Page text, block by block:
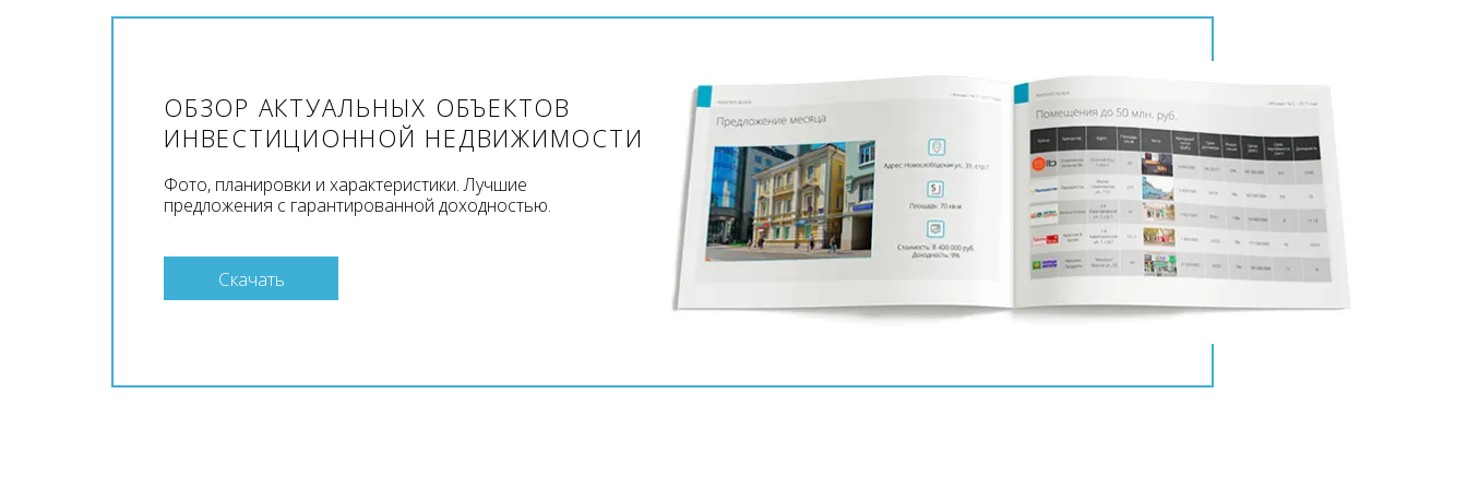
ОБЗОР АКТУАЛЬНЫХ ОБЪЕКТОВ
ИНВЕСТИЦИОННОЙ НЕДВИЖИМОСТИ
Фото, планировки и характеристики. Лучшие
предложения с гарантированной доходностью.
Скачать